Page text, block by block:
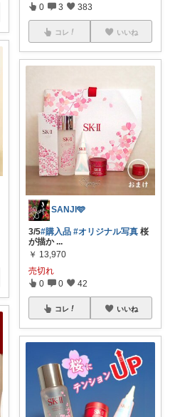
0 3 383
コレ いいね
SANJI🩵
3/5#購入品 #オリジナル写真 桜
が描か ...
￥ 13,970
売切れ
0 0 42
コレ いいね